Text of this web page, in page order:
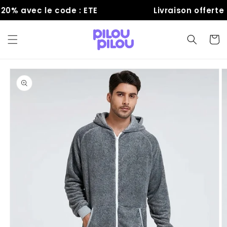
passer
au
avec le code : ETE Livraison offerte
Panier
Passer aux
informations
produits